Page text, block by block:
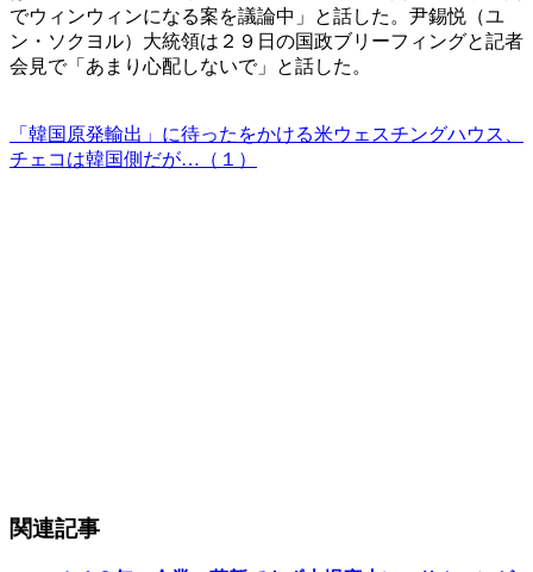
でウィンウィンになる案を議論中」と話した。尹錫悦（ユ
ン・ソクヨル）大統領は２９日の国政ブリーフィングと記者
会見で「あまり心配しないで」と話した。
「韓国原発輸出」に待ったをかける米ウェスチングハウス、
チェコは韓国側だが…（１）
関連記事